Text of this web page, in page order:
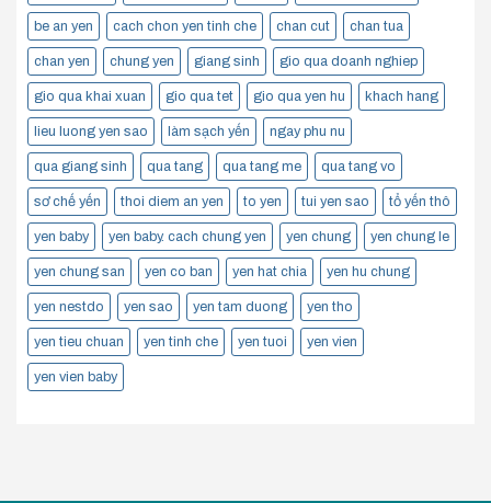
be an yen cach chon yen tinh che chan cut chan tua
chan yen chung yen giang sinh gio qua doanh nghiep
gio qua khai xuan gio qua tet gio qua yen hu khach hang
lieu luong yen sao làm sạch yến ngay phu nu
qua giang sinh qua tang qua tang me qua tang vo
sơ chế yến thoi diem an yen to yen tui yen sao tổ yến thô
yen baby yen baby. cach chung yen yen chung yen chung le
yen chung san yen co ban yen hat chia yen hu chung
yen nestdo yen sao yen tam duong yen tho
yen tieu chuan yen tinh che yen tuoi yen vien
yen vien baby